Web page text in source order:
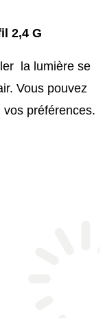
2,4 G
la lumière se
Vous pouvez
préférences.